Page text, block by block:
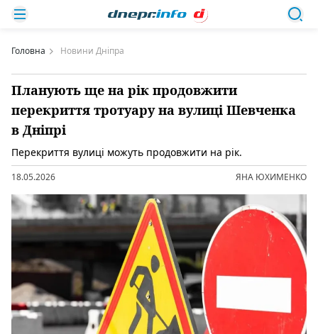
Головна Новини Дніпра
Планують ще на рік продовжити
перекриття тротуару на вулиці Шевченка
в Дніпрі
Перекриття вулиці можуть продовжити на рік.
18.05.2026 ЯНА ЮХИМЕНКО